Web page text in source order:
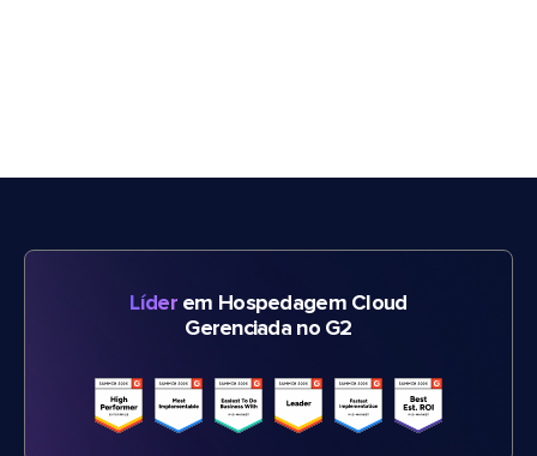
Líderem Hospedagem Cloud
Gerenciada no G2